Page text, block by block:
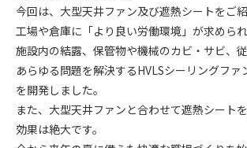
今回は、大型天井ファン及び遮熱シートをご紹
工場や倉庫に「より良い労働環境」が求められ
施設内の結露、保管物や機械のカビ・サビ、
あらゆる問題を解決するHVLSシーリングファ
を開発しました。
また、大型天井ファンと合わせて遮熱シート
効果は絶大です。